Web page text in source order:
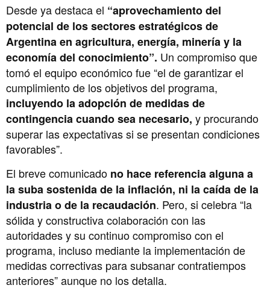
Desde ya destaca el “aprovechamiento del
potencial de los sectores estratégicos de
Argentina en agricultura, energía, minería y la
economía del conocimiento”. Un compromiso que
tomó el equipo económico fue “el de garantizar el
cumplimiento de los objetivos del programa,
incluyendo la adopción de medidas de
contingencia cuando sea necesario, y procurando
superar las expectativas si se presentan condiciones
favorables”.
El breve comunicado no hace referencia alguna a
la suba sostenida de la inflación, ni la caída de la
industria o de la recaudación. Pero, si celebra “la
sólida y constructiva colaboración con las
autoridades y su continuo compromiso con el
programa, incluso mediante la implementación de
medidas correctivas para subsanar contratiempos
anteriores” aunque no los detalla.